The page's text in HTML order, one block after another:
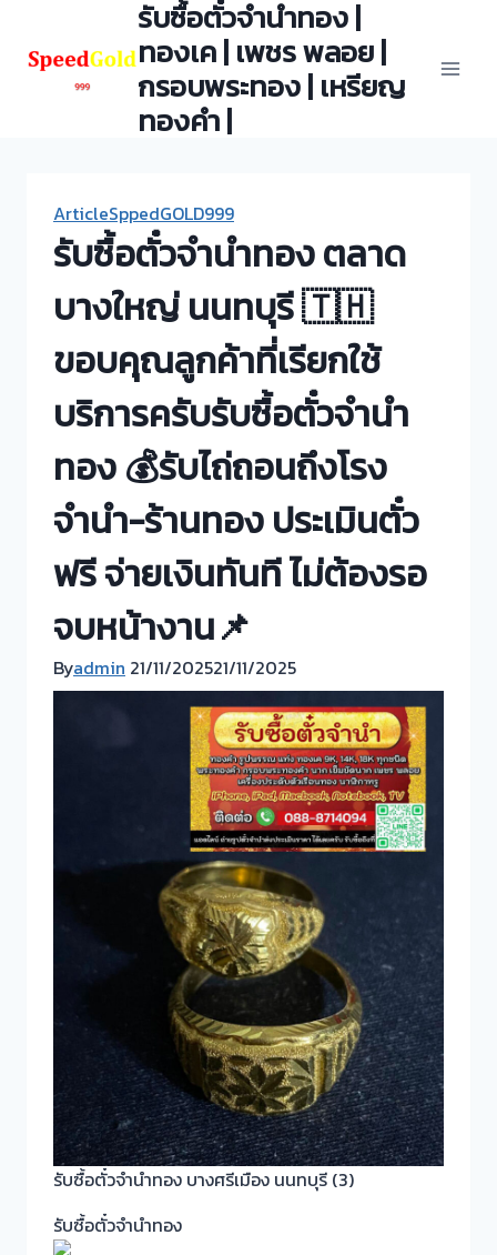
content
รับซื้อตั๋วจำนำทอง |
ทองเค | เพชร พลอย |
กรอบพระทอง | เหรียญ
ทองคำ |
ArticleSppedGOLD999
รับซื้อตั๋วจำนำทอง ตลาด
บางใหญ่ นนทบุรี 🇹🇭
ขอบคุณลูกค้าที่เรียกใช้
บริการครับรับซื้อตั๋วจำนำ
ทอง 💰รับไถ่ถอนถึงโรง
จำนำ-ร้านทอง ประเมินตั๋ว
ฟรี จ่ายเงินทันที ไม่ต้องรอ
จบหน้างาน📌
Byadmin 21/11/202521/11/2025
รับซื้อตั๋วจำนำทอง บางศรีเมือง นนทบุรี (3)
รับซื้อตั๋วจำนำทอง